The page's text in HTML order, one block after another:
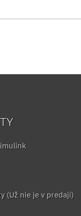
(Už nie je v predaji)